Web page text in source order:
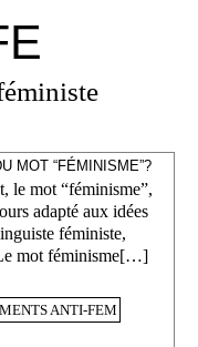
MOT “FÉMINISME”?
le mot “féminisme”,
adapté aux idées
féministe,
mot féminisme[…]
ANTI-FEM